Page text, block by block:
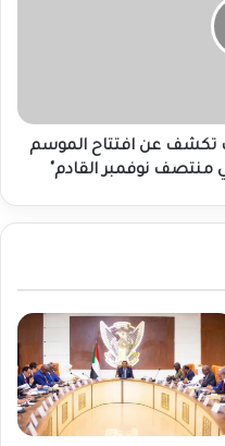
تكشف عن افتتاح الموسم